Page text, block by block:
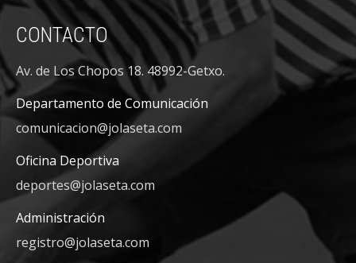
CONTACTO
Av. de Los Chopos 18. 48992-Getxo.
Departamento de Comunicación
comunicacion@jolaseta.com
Oficina Deportiva
deportes@jolaseta.com
Administración
registro@jolaseta.com